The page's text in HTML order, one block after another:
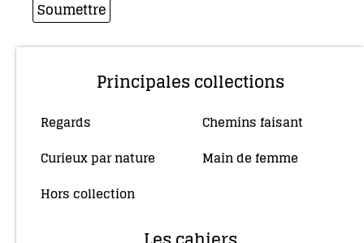
Principales collections
Regards Chemins faisant
Curieux par nature Main de femme
Hors collection